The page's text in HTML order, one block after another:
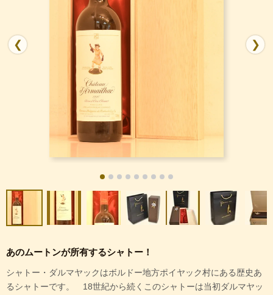
❮ ❯
あのムートンが所有するシャトー！
シャトー・ダルマヤックはボルドー地方ポイヤック村にある歴史あ
るシャトーです。 18世紀から続くこのシャトーは当初ダルマヤッ